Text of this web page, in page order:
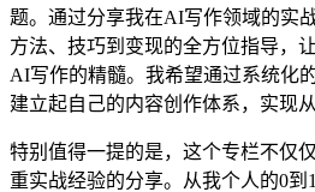
题。通过分享我在AI写作领域的实
方法、技巧到变现的全方位指导，
AI写作的精髓。我希望通过系统化
建立起自己的内容创作体系，实现
特别值得一提的是，这个专栏不仅
重实战经验的分享。从我个人的0